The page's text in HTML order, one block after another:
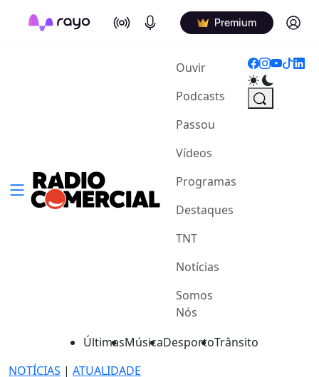
On Air Podcasts Premium Log in
Ouvir(current)
Podcasts
Passou
Vídeos
Programas
Destaques
TNT
Notícias
Somos
Nós
ÚltimasMúsicaDesportoTrânsito
NOTÍCIAS | ATUALIDADE